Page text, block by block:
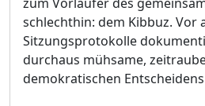
schlechthin: dem Kibbuz. Vor
Sitzungsprotokolle
durchaus mühsame,
demokratischen